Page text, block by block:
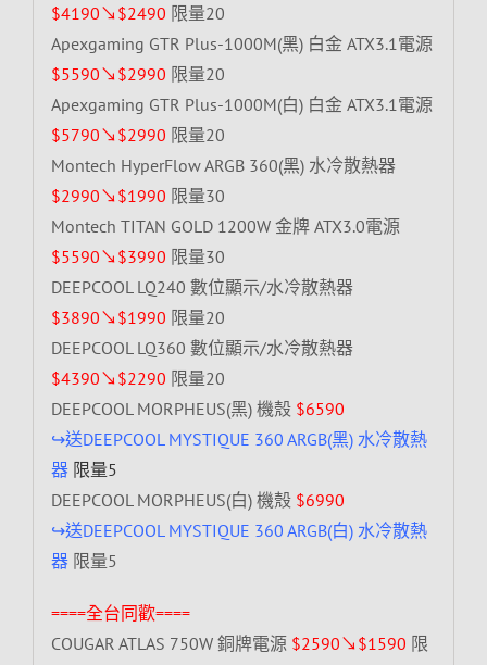
$4190↘$2490 限量20
Apexgaming GTR Plus-1000M(黑) 白金 ATX3.1電源
$5590↘$2990 限量20
Apexgaming GTR Plus-1000M(白) 白金 ATX3.1電源
$5790↘$2990 限量20
Montech HyperFlow ARGB 360(黑) 水冷散熱器
$2990↘$1990 限量30
Montech TITAN GOLD 1200W 金牌 ATX3.0電源
$5590↘$3990 限量30
DEEPCOOL LQ240 數位顯示/水冷散熱器
$3890↘$1990 限量20
DEEPCOOL LQ360 數位顯示/水冷散熱器
$4390↘$2290 限量20
DEEPCOOL MORPHEUS(黑) 機殼 $6590
↪送DEEPCOOL MYSTIQUE 360 ARGB(黑) 水冷散熱
器 限量5
DEEPCOOL MORPHEUS(白) 機殼 $6990
↪送DEEPCOOL MYSTIQUE 360 ARGB(白) 水冷散熱
器限量5
====全台同歡====
COUGAR ATLAS 750W 銅牌電源 $2590↘$1590 限